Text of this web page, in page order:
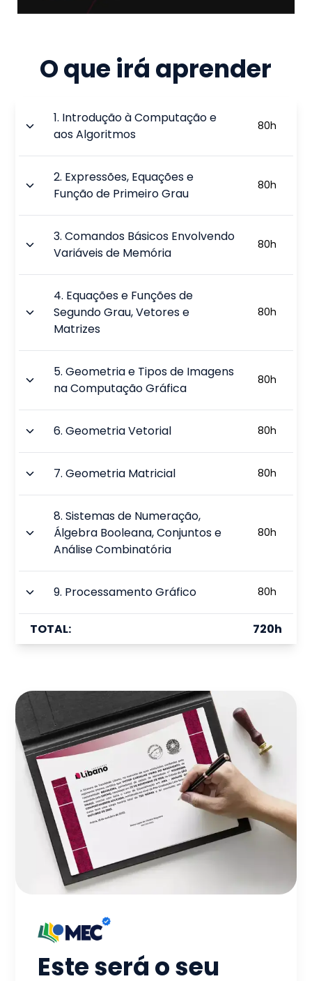
O que irá aprender
1. Introdução à Computação e
aos Algoritmos
80h
2. Expressões, Equações e
Função de Primeiro Grau
80h
3.Comandos Básicos Envolvendo
Variáveis de Memória
80h
4. Equações e Funções de
Segundo Grau, Vetores e
Matrizes
80h
5.Geometria e Tipos de Imagens
na Computação Gráfica
80h
6.Geometria Vetorial 80h
7.Geometria Matricial 80h
8.Sistemas de Numeração,
Álgebra Booleana, Conjuntos e
Análise Combinatória
80h
9. Processamento Gráfico 80h
TOTAL: 720h
Este será o seu